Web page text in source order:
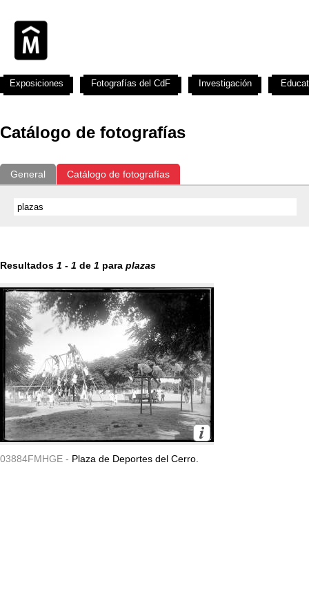
Catálogo de fotografías
General Catálogo de fotografías
Resultados 1 - 1 de 1 para plazas
03884FMHGE - Plaza de Deportes del Cerro.
Exposiciones Fotografías del CdF Investigación